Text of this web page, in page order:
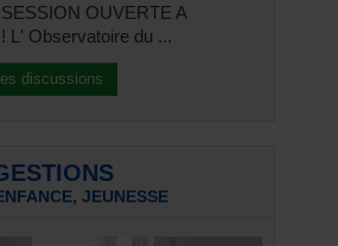
OUVERTE A
L' Observatoire du ...
discussions
JEUNESSE